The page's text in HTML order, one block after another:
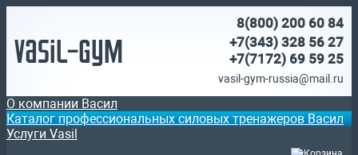
Vasil-Gym
8(800) 200 60 84
+7(343) 328 56 27
+7(7172) 69 59 25
vasil-gym-russia@mail.ru
О компании Васил
Каталог профессиональных силовых тренажеров Васил
Услуги Vasil